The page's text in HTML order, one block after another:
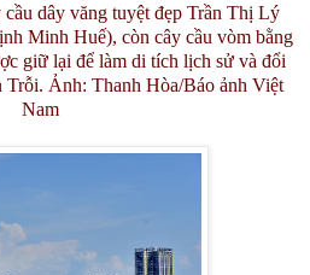
cầu dây văng tuyệt đẹp Trần Thị Lý
Minh Huế), còn cây cầu vòm bằng
giữ lại để làm di tích lịch sử và đổi
Trỗi. Ảnh: Thanh Hòa/Báo ảnh Việt
Nam